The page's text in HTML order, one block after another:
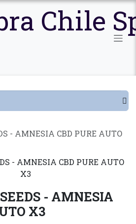
- AMNESIA CBD PURE AUTO
- AMNESIA
X3